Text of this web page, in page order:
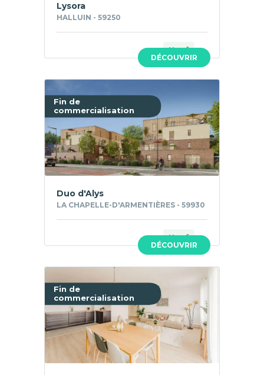
DÉCOUVRIR
Lysora
HALLUIN - 59250
Neuf
Fin de
commercialisation
DÉCOUVRIR
Duo d'Alys
LA CHAPELLE-D'ARMENTIÈRES - 59930
Neuf
Fin de
commercialisation